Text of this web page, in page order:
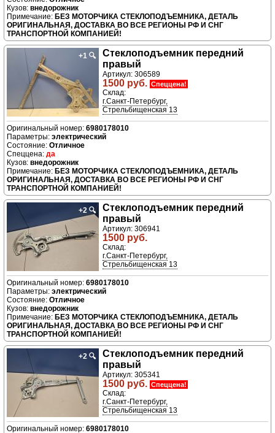
внедорожник
БЕЗ МОТОРЧИКА СТЕКЛОПОДЪЕМНИКА, ДЕТАЛЬ
ОРИГИНАЛЬНАЯ, ДОСТАВКА ВО ВСЕ РЕГИОНЫ РФ И СНГ
ТРАНСПОРТНОЙ КОМПАНИЕЙ!
+1 🔍
Стеклоподъемник передний
правый
Артикул: 306589
1500 руб. Спеццена!
Склад:
г.Санкт-Петербург,
Стрельбищенская 13
6980178010
электрический
Отличное
да
внедорожник
БЕЗ МОТОРЧИКА СТЕКЛОПОДЪЕМНИКА, ДЕТАЛЬ
ОРИГИНАЛЬНАЯ, ДОСТАВКА ВО ВСЕ РЕГИОНЫ РФ И СНГ
ТРАНСПОРТНОЙ КОМПАНИЕЙ!
+2 🔍
Стеклоподъемник передний
правый
Артикул: 306941
1500 руб.
Склад:
г.Санкт-Петербург,
Стрельбищенская 13
6980178010
электрический
Отличное
внедорожник
БЕЗ МОТОРЧИКА СТЕКЛОПОДЪЕМНИКА, ДЕТАЛЬ
ОРИГИНАЛЬНАЯ, ДОСТАВКА ВО ВСЕ РЕГИОНЫ РФ И СНГ
ТРАНСПОРТНОЙ КОМПАНИЕЙ!
+2 🔍
Стеклоподъемник передний
правый
Артикул: 305341
1500 руб. Спеццена!
Склад:
г.Санкт-Петербург,
Стрельбищенская 13
6980178010